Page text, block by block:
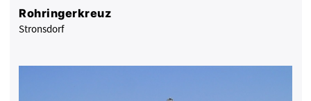
Rohringerkreuz
Stronsdorf